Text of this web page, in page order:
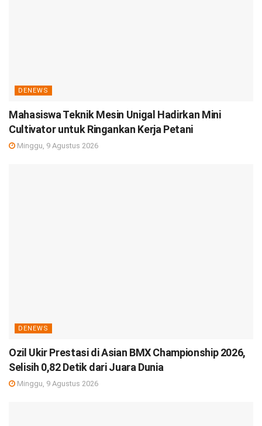
DENEWS
Mahasiswa Teknik Mesin Unigal Hadirkan Mini
Cultivator untuk Ringankan Kerja Petani
Minggu, 9 Agustus 2026
DENEWS
Ozil Ukir Prestasi di Asian BMX Championship 2026,
Selisih 0,82 Detik dari Juara Dunia
Minggu, 9 Agustus 2026